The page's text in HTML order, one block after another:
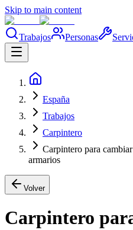
Skip to main content
Trabajos Personas
España
Trabajos
Carpintero
Carpintero para
armarios
Volver
Carpintero